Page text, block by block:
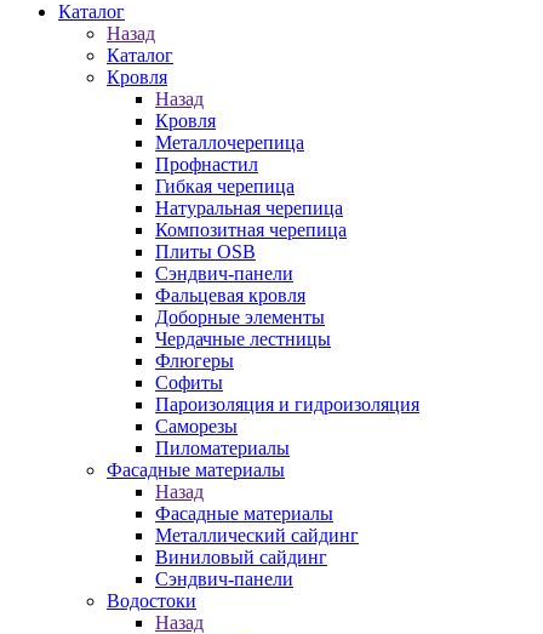
Каталог
Назад
Каталог
Кровля
Назад
Кровля
Металлочерепица
Профнастил
Гибкая черепица
Натуральная черепица
Композитная черепица
Плиты OSB
Сэндвич-панели
Фальцевая кровля
Доборные элементы
Чердачные лестницы
Флюгеры
Софиты
Пароизоляция и гидроизоляция
Саморезы
Пиломатериалы
Фасадные материалы
Назад
Фасадные материалы
Металлический сайдинг
Виниловый сайдинг
Сэндвич-панели
Водостоки
Назад